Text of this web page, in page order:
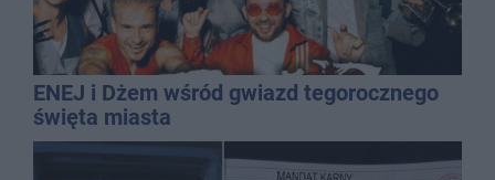
ENEJ i Dżem wśród gwiazd tegorocznego
święta miasta